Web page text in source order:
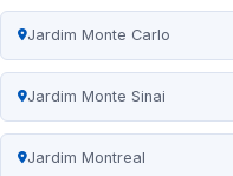
Jardim Monte Carlo
Jardim Monte Sinai
Jardim Montreal